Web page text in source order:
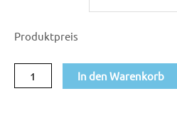
Produktpreis
596
Menge
In den Warenkorb